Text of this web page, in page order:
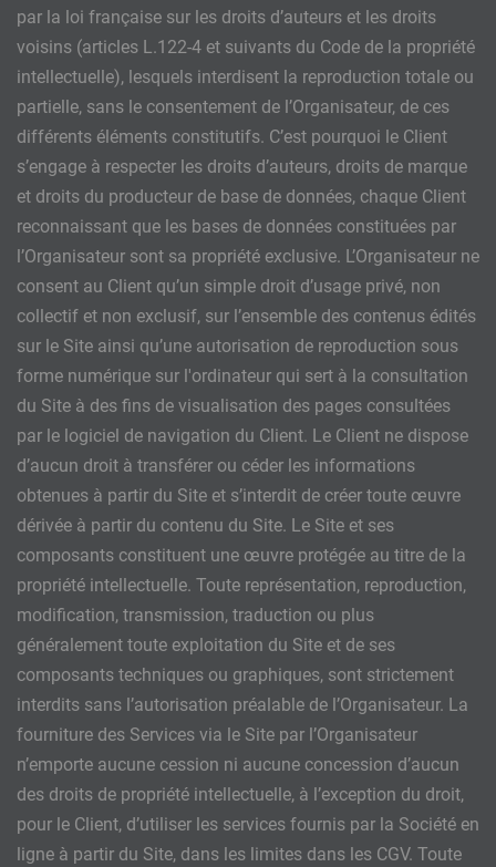
par la loi française sur les droits d’auteurs et les droits
voisins (articles L.122-4 et suivants du Code de la propriété
intellectuelle), lesquels interdisent la reproduction totale ou
partielle, sans le consentement de l’Organisateur, de ces
différents éléments constitutifs. C’est pourquoi le Client
s’engage à respecter les droits d’auteurs, droits de marque
et droits du producteur de base de données, chaque Client
reconnaissant que les bases de données constituées par
l’Organisateur sont sa propriété exclusive. L’Organisateur ne
consent au Client qu’un simple droit d’usage privé, non
collectif et non exclusif, sur l’ensemble des contenus édités
sur le Site ainsi qu’une autorisation de reproduction sous
forme numérique sur l'ordinateur qui sert à la consultation
du Site à des fins de visualisation des pages consultées
par le logiciel de navigation du Client. Le Client ne dispose
d’aucun droit à transférer ou céder les informations
obtenues à partir du Site et s’interdit de créer toute œuvre
dérivée à partir du contenu du Site. Le Site et ses
composants constituent une œuvre protégée au titre de la
propriété intellectuelle. Toute représentation, reproduction,
modification, transmission, traduction ou plus
généralement toute exploitation du Site et de ses
composants techniques ou graphiques, sont strictement
interdits sans l’autorisation préalable de l’Organisateur. La
fourniture des Services via le Site par l’Organisateur
n’emporte aucune cession ni aucune concession d’aucun
des droits de propriété intellectuelle, à l’exception du droit,
pour le Client, d’utiliser les services fournis par la Société en
ligne à partir du Site, dans les limites dans les CGV. Toute